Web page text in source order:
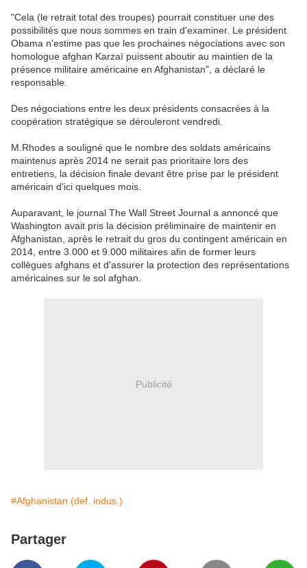
"Cela (le retrait total des troupes) pourrait constituer une des
possibilités que nous sommes en train d'examiner. Le président
Obama n'estime pas que les prochaines négociations avec son
homologue afghan Karzaï puissent aboutir au maintien de la
présence militaire américaine en Afghanistan", a déclaré le
responsable.
Des négociations entre les deux présidents consacrées à la
coopération stratégique se dérouleront vendredi.
M.Rhodes a souligné que le nombre des soldats américains
maintenus après 2014 ne serait pas prioritaire lors des
entretiens, la décision finale devant être prise par le président
américain d'ici quelques mois.
Auparavant, le journal The Wall Street Journal a annoncé que
Washington avait pris la décision préliminaire de maintenir en
Afghanistan, après le retrait du gros du contingent américain en
2014, entre 3.000 et 9.000 militaires afin de former leurs
collègues afghans et d'assurer la protection des représentations
américaines sur le sol afghan.
Publicité
#Afghanistan (def. indus.)
Partager